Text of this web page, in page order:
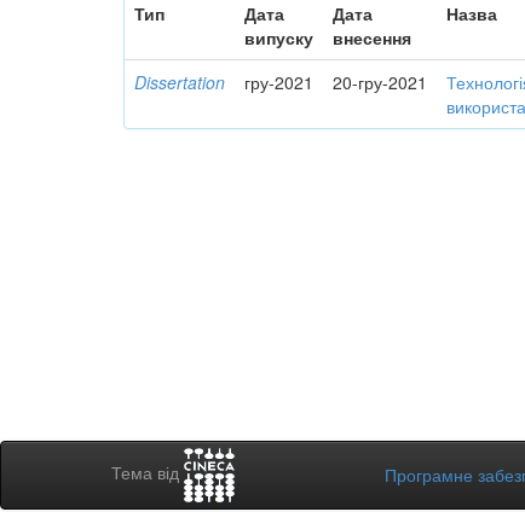
Тип
Дата
випуску
Дата
внесення
Назва
Dissertation гру-2021 20-гру-2021
Тема від Програмне